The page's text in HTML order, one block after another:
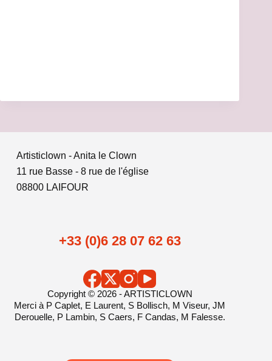
Artisticlown - Anita le Clown
11 rue Basse - 8 rue de l'église
08800 LAIFOUR
+33 (0)6 28 07 62 63
Copyright © 2026 - ARTISTICLOWN
Merci à P Caplet, E Laurent, S Bollisch, M Viseur, JM
Derouelle, P Lambin, S Caers, F Candas, M Falesse.